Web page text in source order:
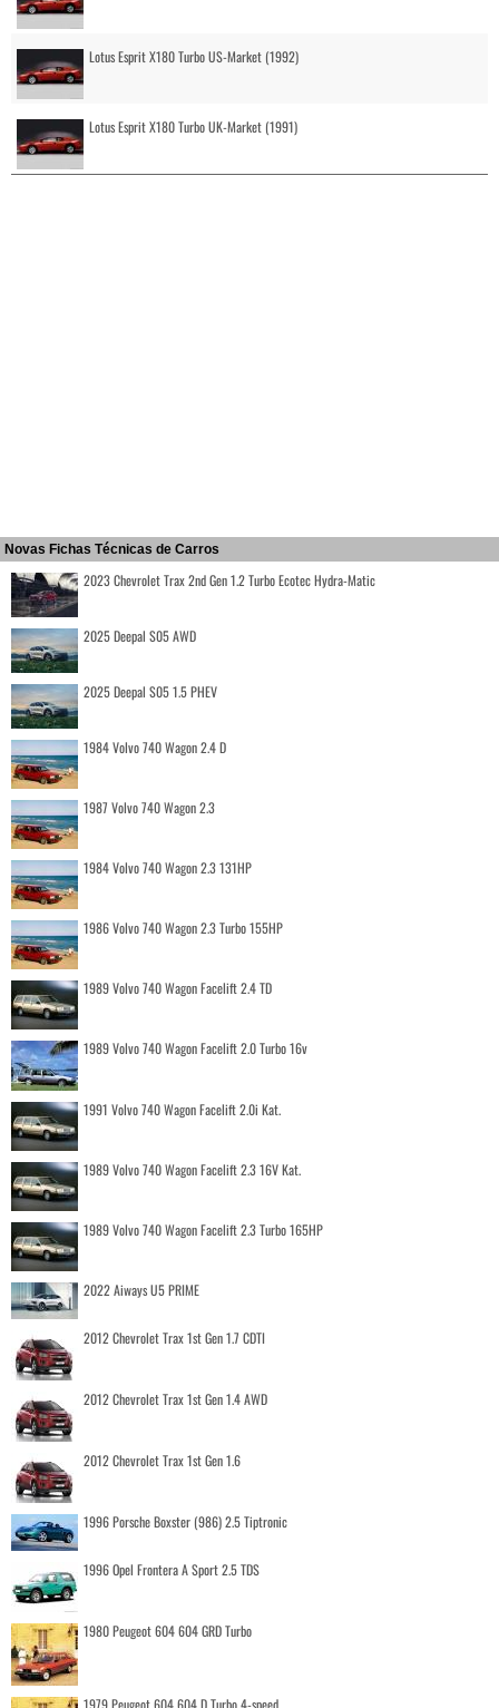
Lotus Esprit X180 Turbo US-Market (1992)
Lotus Esprit X180 Turbo UK-Market (1991)
Novas Fichas Técnicas de Carros
2023 Chevrolet Trax 2nd Gen 1.2 Turbo Ecotec Hydra-Matic
2025 Deepal S05 AWD
2025 Deepal S05 1.5 PHEV
1984 Volvo 740 Wagon 2.4 D
1987 Volvo 740 Wagon 2.3
1984 Volvo 740 Wagon 2.3 131HP
1986 Volvo 740 Wagon 2.3 Turbo 155HP
1989 Volvo 740 Wagon Facelift 2.4 TD
1989 Volvo 740 Wagon Facelift 2.0 Turbo 16v
1991 Volvo 740 Wagon Facelift 2.0i Kat.
1989 Volvo 740 Wagon Facelift 2.3 16V Kat.
1989 Volvo 740 Wagon Facelift 2.3 Turbo 165HP
2022 Aiways U5 PRIME
2012 Chevrolet Trax 1st Gen 1.7 CDTI
2012 Chevrolet Trax 1st Gen 1.4 AWD
2012 Chevrolet Trax 1st Gen 1.6
1996 Porsche Boxster (986) 2.5 Tiptronic
1996 Opel Frontera A Sport 2.5 TDS
1980 Peugeot 604 604 GRD Turbo
1979 Peugeot 604 604 D Turbo 4-speed